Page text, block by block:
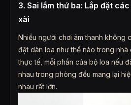
3. Sai lầm thứ ba: Lắp đặt
xài
Nhiều người chơi âm thanh không
đặt dàn loa như thế nào trong nhà
thực tế, mỗi phần của bộ loa nếu
nhau trong phòng đều mang lại
nhau rất lớn.